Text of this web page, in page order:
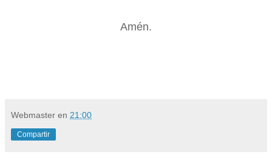
Amén.
Webmaster en 21:00
Compartir